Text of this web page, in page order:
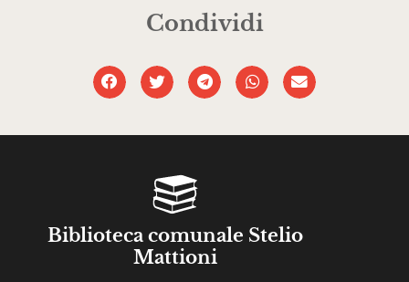
Condividi
Biblioteca comunale Stelio
Mattioni